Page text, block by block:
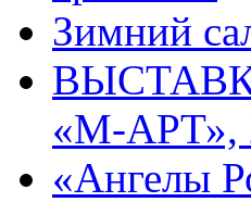
Зимний
«М-АРТ»,
«Ангелы